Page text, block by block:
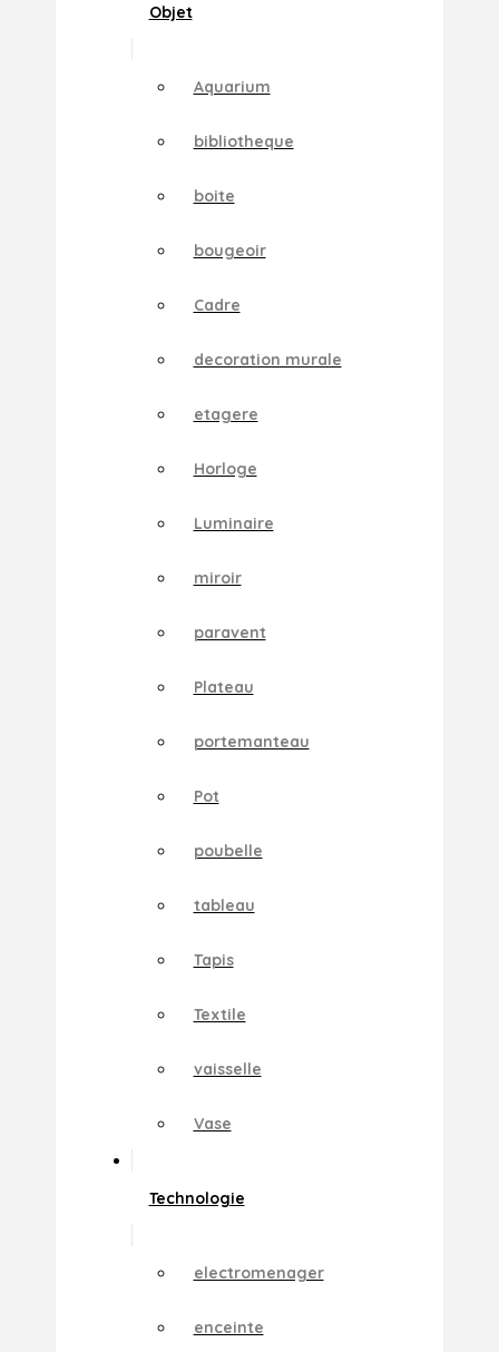
Objet
Aquarium
bibliotheque
boite
bougeoir
Cadre
decoration murale
etagere
Horloge
Luminaire
miroir
paravent
Plateau
portemanteau
Pot
poubelle
tableau
Tapis
Textile
vaisselle
Vase
Technologie
electromenager
enceinte